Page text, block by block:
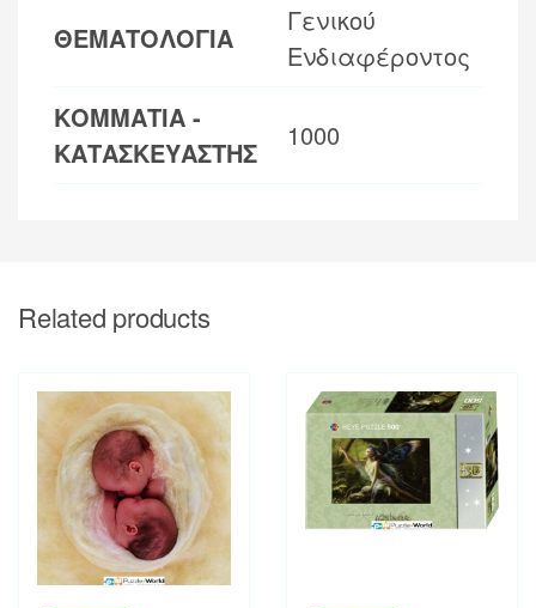
ΘΕΜΑΤΟΛΟΓΙΑ
Γενικού
Ενδιαφέροντος
ΚΟΜΜΑΤΙΑ -
ΚΑΤΑΣΚΕΥΑΣΤΗΣ
1000
Related products